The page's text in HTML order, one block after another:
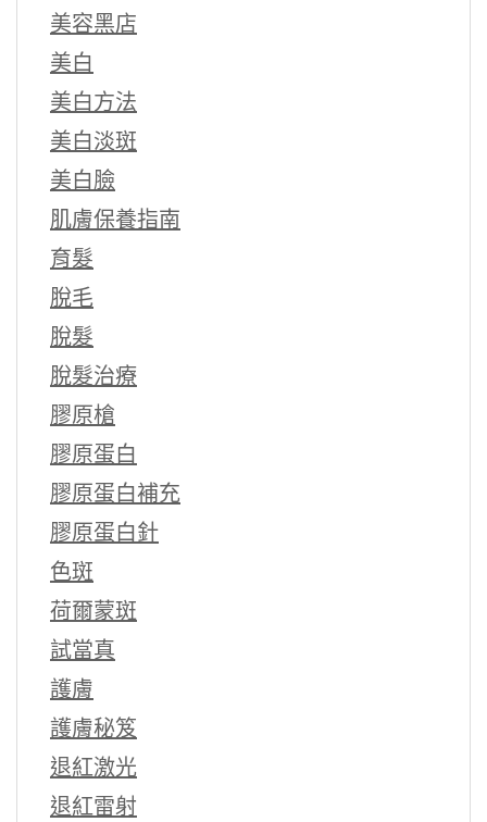
美容黑店
美白
美白方法
美白淡斑
美白臉
肌膚保養指南
育髮
脫毛
脫髮
脫髮治療
膠原槍
膠原蛋白
膠原蛋白補充
膠原蛋白針
色斑
荷爾蒙斑
試當真
護膚
護膚秘笈
退紅激光
退紅雷射